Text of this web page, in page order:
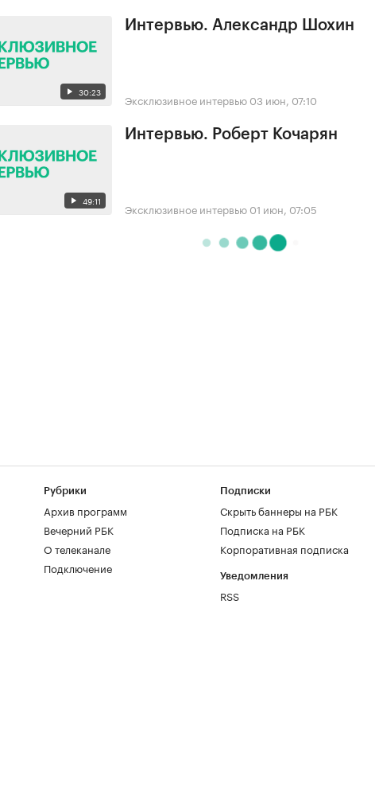
30:23
Интервью. Александр Шохин
Эксклюзивное интервью 03 июн, 07:10
49:11
Интервью. Роберт Кочарян
Эксклюзивное интервью 01 июн, 07:05
Рубрики
Архив программ
Вечерний РБК
О телеканале
Подключение
Подписки
Скрыть баннеры на РБК
Подписка на РБК
Корпоративная подписка
Уведомления
RSS